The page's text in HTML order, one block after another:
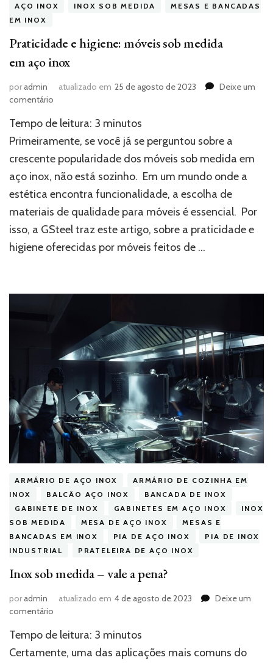
AÇO INOX INOX SOB MEDIDA
MESAS E BANCADAS
EM INOX
Praticidade e higiene: móveis sob medida
em aço inox
poradmin atualizado em 25 de agosto de 2023
Deixe um
comentário
e
higiene:
sob
medida
aço
inox
Tempo de leitura: 3 minutos
Primeiramente, se você já se perguntou sobre a
crescente popularidade dos móveis sob medida em
aço inox, não está sozinho. Em um mundo onde a
estética encontra funcionalidade, a escolha de
materiais de qualidade para móveis é essencial. Por
isso, a GSteel traz este artigo, sobre a praticidade e
higiene oferecidas por móveis feitos de …
ARMÁRIO DE AÇO INOX
ARMÁRIO DE COZINHA EM
INOX
BALCÃO AÇO INOX
BANCADA DE INOX
GABINETE DE INOX
GABINETES EM AÇO INOX
INOX
SOB MEDIDA
MESA DE AÇO INOX
MESAS E
BANCADAS EM INOX
PIA DE AÇO INOX
PIA DE INOX
INDUSTRIAL
PRATELEIRA DE AÇO INOX
Inox sob medida – vale a pena?
poradmin atualizado em 4 de agosto de 2023
Deixe um
comentário
sob
medida
Tempo de leitura: 3 minutos
Certamente, uma das aplicações mais comuns do